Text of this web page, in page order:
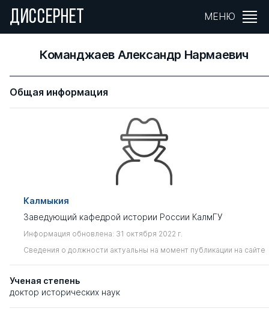
ДИССЕРНЕТ МЕНЮ
Команджаев Александр Нармаевич
Общая информация
Калмыкия
Заведующий кафедрой истории России КалмГУ
Информация обновлена: 31 октября 2022 г.
Сведения о должности актуальны на момент публикации на сайте
Ученая степень
доктор исторических наук